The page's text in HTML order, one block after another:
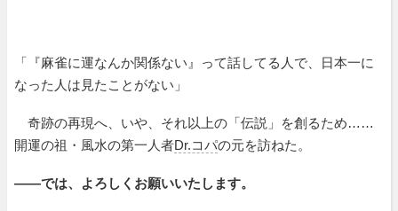
「『麻雀に運なんか関係ない』って話してる人で、日本一に
なった人は見たことがない」
奇跡の再現へ、いや、それ以上の「伝説」を創るため……
開運の祖・風水の第一人者Dr.コパの元を訪ねた。
――では、よろしくお願いいたします。